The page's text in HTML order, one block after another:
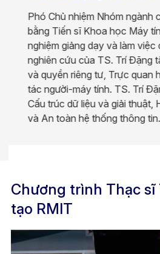
Phó Chủ nhiệm Nhóm ngành
bằng Tiến sĩ Khoa học Máy
nghiệm giảng dạy và làm việc
nghiên cứu của TS. Trí Đặng
và quyền riêng tư, Trực quan
tác người-máy tính. TS. Trí
Cấu trúc dữ liệu và giải thuật,
và An toàn hệ thống thông tin.
Chương trình Thạc sĩ
tạo RMIT